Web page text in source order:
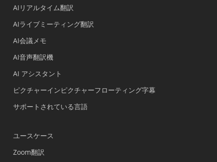
AIリアルタイム翻訳
AIライブミーティング翻訳
AI会議メモ
AI音声翻訳機
AI アシスタント
ピクチャーインピクチャーフローティング字幕
サポートされている言語
ユースケース
Zoom翻訳